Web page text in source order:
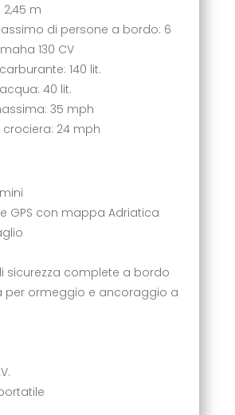
2,45 m
di persone a bordo: 6
130 CV
140 lit.
40 lit.
35 mph
24 mph
GPS con mappa Adriatica
sicurezza complete a bordo
per ormeggio e ancoraggio a